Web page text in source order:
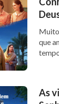
que
As